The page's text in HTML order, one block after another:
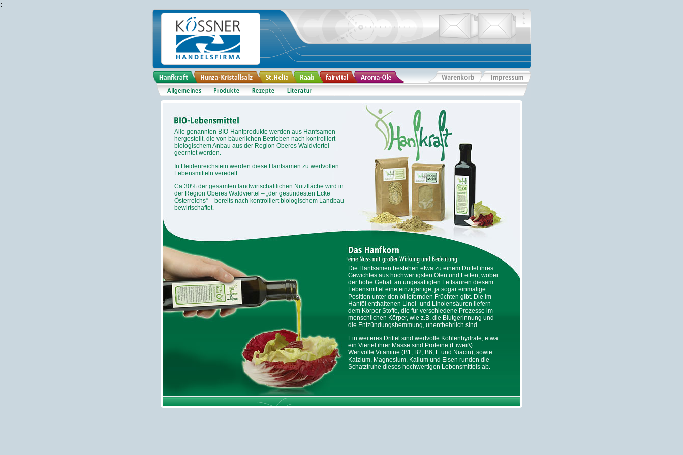
:
Alle genannten BIO-Hanfprodukte werden aus Hanfsamen
hergestellt, die von bäuerlichen Betrieben nach kontrolliert-
biologischem Anbau aus der Region Oberes Waldviertel
geerntet werden.
In Heidenreichstein werden diese Hanfsamen zu wertvollen
Lebensmitteln veredelt.
Ca 30% der gesamten landwirtschaftlichen Nutzfläche wird in
der Region Oberes Waldviertel – „der gesündesten Ecke
Österreichs“ – bereits nach kontrolliert biologischem Landbau
bewirtschaftet.
Die Hanfsamen bestehen etwa zu einem Drittel ihres
Gewichtes aus hochwertigsten Ölen und Fetten, wobei
der hohe Gehalt an ungesättigten Fettsäuren diesem
Lebensmittel eine einzigartige, ja sogar einmalige
Position unter den ölliefernden Früchten gibt. Die im
Hanföl enthaltenen Linol- und Linolensäuren liefern
dem Körper Stoffe, die für verschiedene Prozesse im
menschlichen Körper, wie z.B. die Blutgerinnung und
die Entzündungshemmung, unentbehrlich sind.
Ein weiteres Drittel sind wertvolle Kohlenhydrate, etwa
ein Viertel ihrer Masse sind Proteine (Eiweiß).
Wertvolle Vitamine (B1, B2, B6, E und Niacin), sowie
Kalzium, Magnesium, Kalium und Eisen runden die
Schatztruhe dieses hochwertigen Lebensmittels ab.